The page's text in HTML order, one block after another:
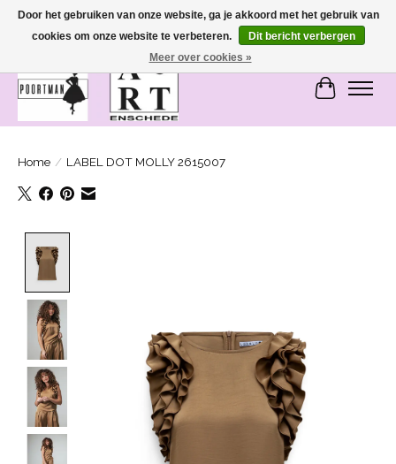
SASHIONABLE - damesmode in Bemmel en Enschede
Home / LABEL DOT MOLLY 2615007
Door het gebruiken van onze website, ga je akkoord met het gebruik van
cookies om onze website te verbeteren.
Dit bericht verbergen
Meer over cookies »